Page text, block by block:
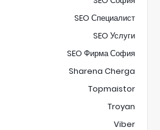
SEO Специалист
SEO Услуги
SEO Фирма София
Sharena Cherga
Topmaistor
Troyan
Viber